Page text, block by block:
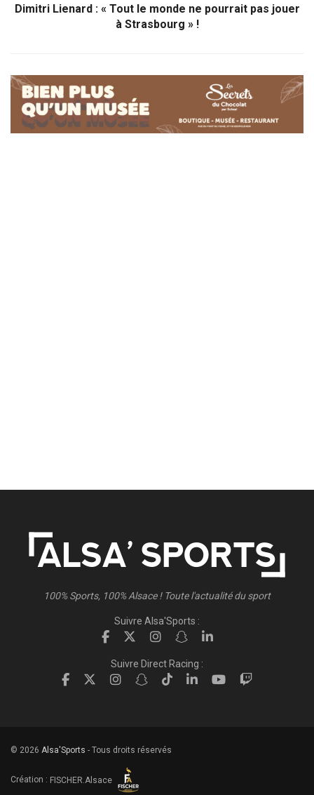
Dimitri Lienard : « Tout le monde ne pourrait pas jouer
à Strasbourg » !
100% Sports, 100% Alsace ! Toute l'actualité du sport
Suivre Alsa'Sports :
Suivre Direct Racing :
© 2026 Alsa'Sports - Tous droits réservés
Création : FISCHER.Alsace